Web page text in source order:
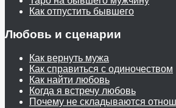
Как отпустить бывшего
Любовь и сценарии
Как вернуть мужа
Как справиться с одиночеством
Как найти любовь
Когда я встречу любовь
Почему не складываются